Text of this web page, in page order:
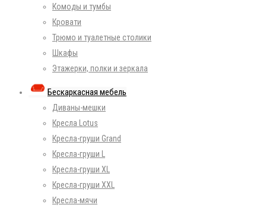
Комоды и тумбы
Кровати
Трюмо и туалетные столики
Шкафы
Этажерки, полки и зеркала
Бескаркасная мебель
Диваны-мешки
Кресла Lotus
Кресла-груши Grand
Кресла-груши L
Кресла-груши XL
Кресла-груши XXL
Кресла-мячи